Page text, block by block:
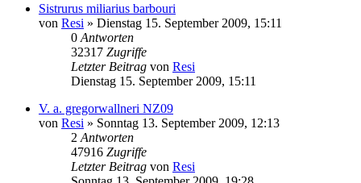
Sistrurus miliarius barbouri
von Resi » Dienstag 15. September 2009, 15:11
0 Antworten
32317 Zugriffe
Letzter Beitrag von Resi
Dienstag 15. September 2009, 15:11
V. a. gregorwallneri NZ09
von Resi » Sonntag 13. September 2009, 12:13
2 Antworten
47916 Zugriffe
Letzter Beitrag von Resi